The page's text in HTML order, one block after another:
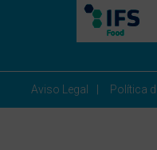
Aviso Legal Política